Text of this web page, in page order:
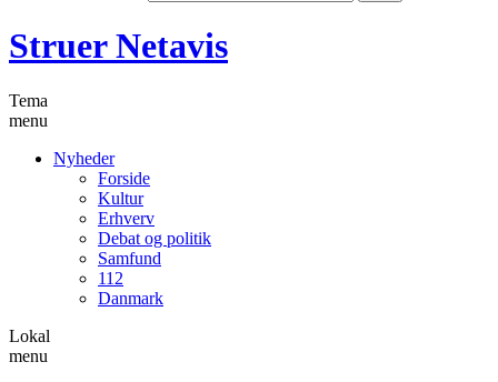
Struer Netavis
Tema
menu
Nyheder
Forside
Kultur
Erhverv
Debat og politik
Samfund
112
Danmark
Lokal
menu